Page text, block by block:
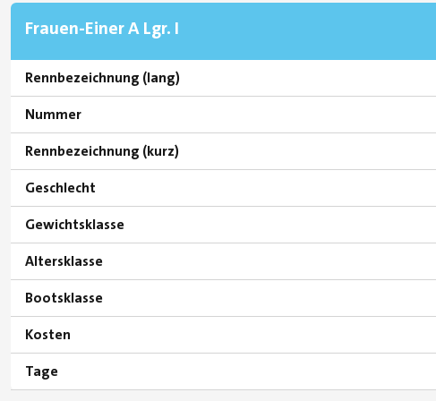
Frauen-Einer A Lgr. I
Rennbezeichnung (lang)
Nummer
Rennbezeichnung (kurz)
Geschlecht
Gewichtsklasse
Altersklasse
Bootsklasse
Kosten
Tage